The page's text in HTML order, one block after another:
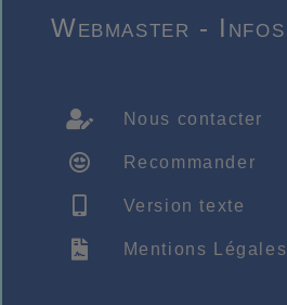
Webmaster - Infos
Nous contacter
Recommander
Version texte
Mentions Légales